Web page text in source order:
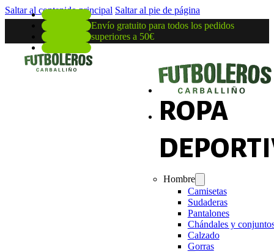
Saltar al contenido principal Saltar al pie de página
Envío gratuito para todos los pedidos
superiores a 50€
ROPA
Hombre
Camisetas
Sudaderas
Pantalones
Chándales y
Calzado
Gorras